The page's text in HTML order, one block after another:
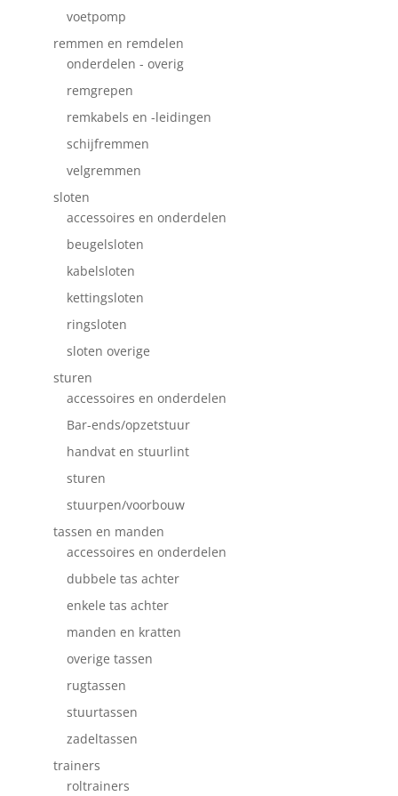
voetpomp
remmen en remdelen
onderdelen - overig
remgrepen
remkabels en -leidingen
schijfremmen
velgremmen
sloten
accessoires en onderdelen
beugelsloten
kabelsloten
kettingsloten
ringsloten
sloten overige
sturen
accessoires en onderdelen
Bar-ends/opzetstuur
handvat en stuurlint
sturen
stuurpen/voorbouw
tassen en manden
accessoires en onderdelen
dubbele tas achter
enkele tas achter
manden en kratten
overige tassen
rugtassen
stuurtassen
zadeltassen
trainers
roltrainers